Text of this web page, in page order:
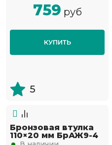
759 руб
КУПИТЬ
5
Бронзовая втулка
110×20 мм БрАЖ9-4